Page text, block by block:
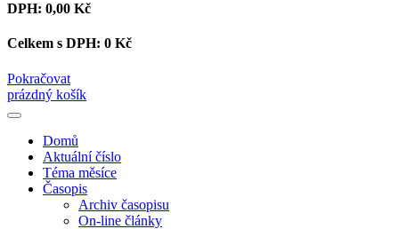
DPH: 0,00 Kč
Celkem s DPH: 0 Kč
Pokračovat
prázdný košík
Domů
Aktuální číslo
Téma měsíce
Časopis
Archiv časopisu
On-line články